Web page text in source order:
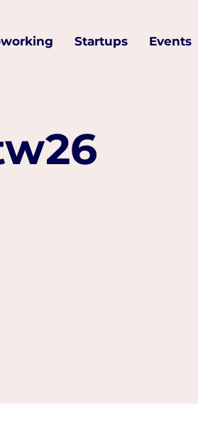
Startups Events